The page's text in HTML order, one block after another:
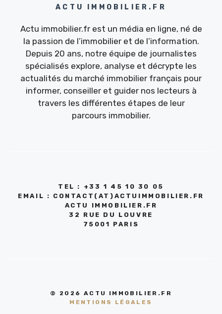
ACTU IMMOBILIER.FR
Actu immobilier.fr est un média en ligne, né de
la passion de l’immobilier et de l’information.
Depuis 20 ans, notre équipe de journalistes
spécialisés explore, analyse et décrypte les
actualités du marché immobilier français pour
informer, conseiller et guider nos lecteurs à
travers les différentes étapes de leur
parcours immobilier.
TEL : +33 1 45 10 30 05
EMAIL : CONTACT(AT)ACTUIMMOBILIER.FR
ACTU IMMOBILIER.FR
32 RUE DU LOUVRE
75001 PARIS
© 2026 ACTU IMMOBILIER.FR
MENTIONS LÉGALES